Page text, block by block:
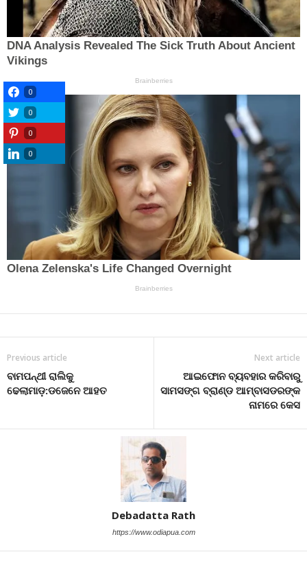
Previous article
ବାମପନ୍ଥୀ ରାଲିକୁ
ଢେଲାମାଡ଼:ଡଜେନେ ଆହତ
Next article
ଆଇଫୋନ ବ୍ୟବହାର କରିବାରୁ
ସାମସଙ୍ଗ ବ୍ରାଣ୍ଡ ଆମ୍ବାସଡରଙ୍କ
ନାମରେ କେସ
Debadatta Rath
https://www.odiapua.com
0
0
0
0